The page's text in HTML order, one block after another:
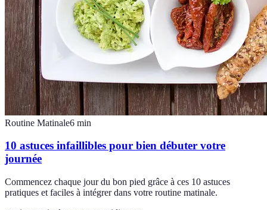
Routine Matinale6 min
10 astuces infaillibles pour bien débuter votre
journée
Commencez chaque jour du bon pied grâce à ces 10 astuces
pratiques et faciles à intégrer dans votre routine matinale.